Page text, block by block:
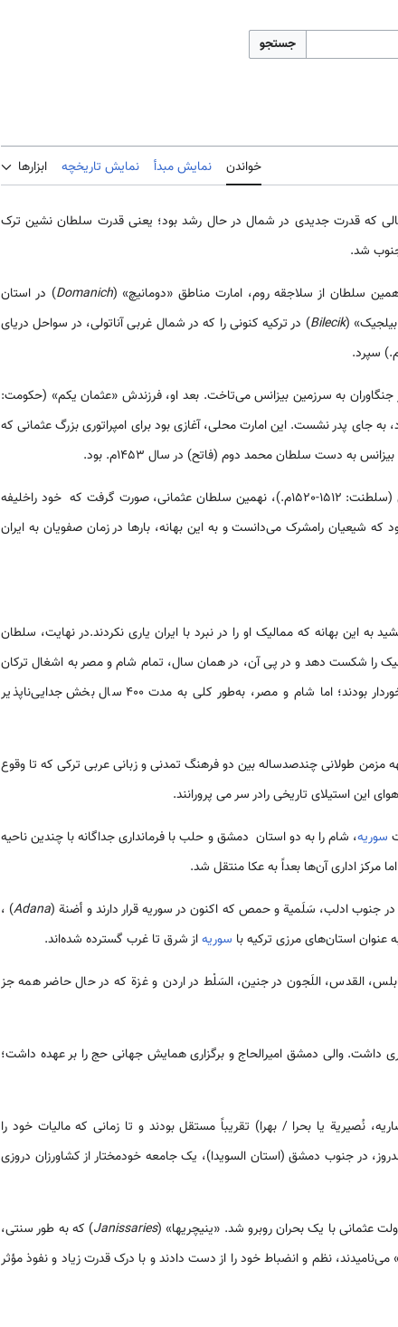
جستجو
خواندن نمایش مبدأ نمایش تاریخچه ابزارها
که قدرت جدیدی در شمال در حال رشد بود؛ یعنی قدرت سلطان نشین ترک
شد.
Domanich) در استان
(
Bilecik) در ترکیه کنونی را که در شمال غربی آناتولی، در سواحل دریای
جنگاوران به سرزمین بیزانس می‌تاخت. بعد او، فرزندش «عثمان یکم» (حکومت:
به جای پدر نشست. این امارت محلی، آغازی بود برای امپراتوری بزرگ عثمانی که
به دست سلطان محمد دوم (فاتح) در سال 1453م. بود.
نخستین ورود دولت عثمانی به منطقه شام به اراده سلطان سلیم اول (سلطنت: 1512-1520م.)، نهمین سلطان عثمانی، صورت گرفت که خود راخلیفه
شیعیان رامشرک می‌دانست و به این بهانه، بارها در زمان صفویان به ایران
به این بهانه که ممالیک او را در نبرد با ایران یاری نکردند.در نهایت، سلطان
1516، ممالیک را شکست دهد و در پی آن، در همان سال، تمام شام و مصر به اشغال ترکان
از خودمختاری محلی برخوردار بودند؛ اما شام و مصر، به‌طور کلی به مدت 400 سال بخش جدایی‌ناپذیر
مزمن طولانی چندصدساله بین دو فرهنگ تمدنی و زبانی عربی ترکی که تا وقوع
این استیلای تاریخی رادر سر می­ پرورانند.
سوریه، شام را به دو استان ‌دمشق و حلب با فرمانداری جداگانه با چندین ناحیه
مرکز اداری آن‌ها بعداً به عکا منتقل شد.
جنوب ادلب، سَلَمية و حمص که اکنون در سوریه قرار دارند و أضنة (Adana) ،
عنوان استان‌های مرزی ترکیه با سوریهاز شرق تا غرب گسترده شده‌اند.
القدس، اللَجون در جنین، السَلْط در اردن و غزة که در حال حاضر همه جز
والی دمشق امیرالحاج و برگزاری همایش جهانی حج را بر عهده داشت؛
نُصیریة یا بحرا / بهرا) تقریباً مستقل بودند و تا زمانی که مالیات خود را
در جنوب دمشق (استان السویدا)، یک جامعه خودمختار از کشاورزان دروزی
عثمانی با یک بحران روبرو شد. «ینی­چری­ها» (Janissaries) که به طور سنتی،
می‌نامیدند، نظم و انضباط خود را از دست دادند و با درک قدرت زیاد و نفوذ مؤثر